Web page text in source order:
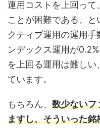
運用コストを上回って
ことが困難である、
クティブ運用の運用手
ンデックス運用が
を上回る運用は難し
ています。
もちろん、 数少ないフ
ますし、そういった銘